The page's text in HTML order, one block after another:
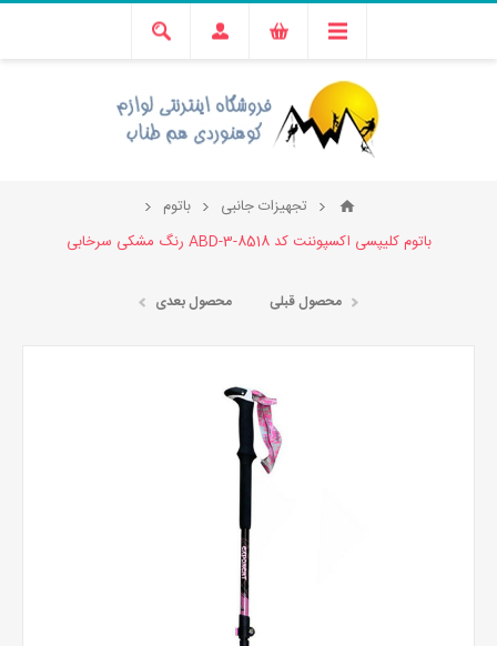
تجهیزات جانبی
باتوم
باتوم کلیپسی اکسپوننت کد ABD-3-8518 رنگ مشکی سرخابی
محصول قبلی محصول بعدی